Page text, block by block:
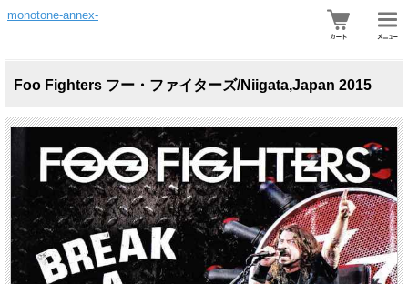
monotone-annex-
Foo Fighters フー・ファイターズ/Niigata,Japan 2015